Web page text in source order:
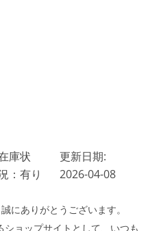
庫状
：有り
更新日期:
2026-04-08
にありがとうございます。
ョップサイトとして、いつも